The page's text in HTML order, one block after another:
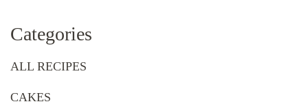
Categories
ALL RECIPES
CAKES